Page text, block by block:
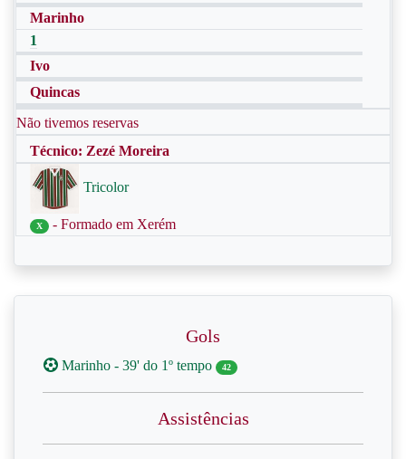
Marinho
1
Ivo
Quincas
Não tivemos reservas
Técnico: Zezé Moreira
Tricolor
X - Formado em Xerém
Gols
Marinho - 39' do 1º tempo 42
Assistências